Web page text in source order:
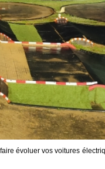
évoluer vos voitures